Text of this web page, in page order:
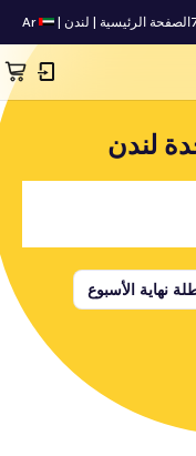
الصفحة الرئيسية لندن Ar
لندن
نهاية الأسبوع